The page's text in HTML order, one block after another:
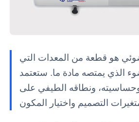
هو قطعة من المعدات التي
الذي يمتصه مادة ما. ستعتمد
وحساسيته، ونطاقه الطيفي على
التصميم واختيار المكون